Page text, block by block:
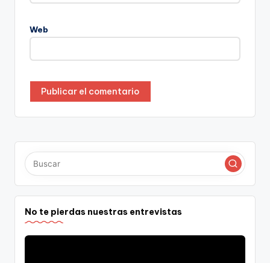
Web
No te pierdas nuestras entrevistas